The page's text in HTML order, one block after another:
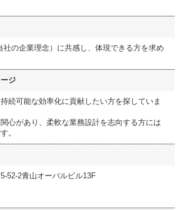
社の企業理念）に共感し、体現できる方を求め
ジ
続可能な効率化に貢献したい方を探していま
心があり、柔軟な業務設計を志向する方には
。
52-2青山オーバルビル13F